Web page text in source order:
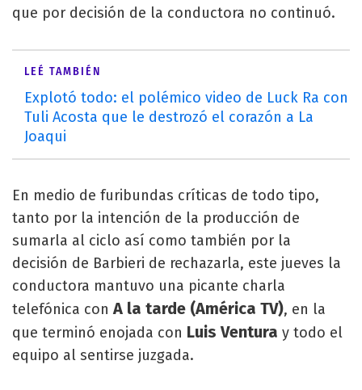
que por decisión de la conductora no continuó.
LEÉ TAMBIÉN
Explotó todo: el polémico video de Luck Ra con
Tuli Acosta que le destrozó el corazón a La
Joaqui
En medio de furibundas críticas de todo tipo,
tanto por la intención de la producción de
sumarla al ciclo así como también por la
decisión de Barbieri de rechazarla, este jueves la
conductora mantuvo una picante charla
telefónica conA la tarde (América TV), en la
que terminó enojada con Luis Ventura y todo el
equipo al sentirse juzgada.